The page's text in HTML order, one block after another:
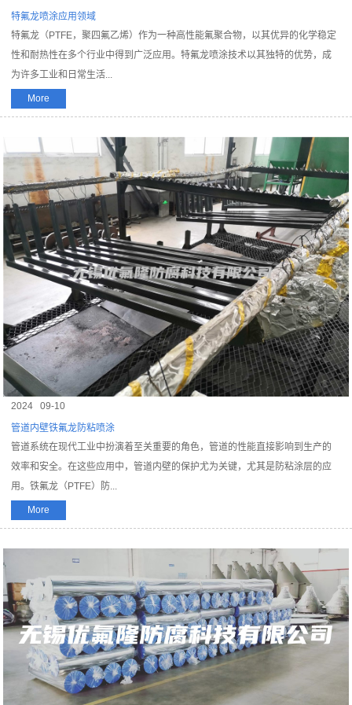
特氟龙喷涂应用领域
特氟龙（PTFE，聚四氟乙烯）作为一种高性能氟聚合物，以其优异的化学稳定
性和耐热性在多个行业中得到广泛应用。特氟龙喷涂技术以其独特的优势，成
为许多工业和日常生活...
More
09-10
2024
管道内壁铁氟龙防粘喷涂
管道系统在现代工业中扮演着至关重要的角色，管道的性能直接影响到生产的
效率和安全。在这些应用中，管道内壁的保护尤为关键，尤其是防粘涂层的应
用。铁氟龙（PTFE）防...
More